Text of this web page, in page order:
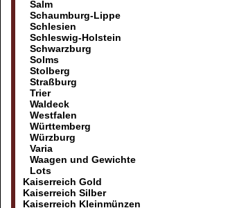
Salm
Schaumburg-Lippe
Schlesien
Schleswig-Holstein
Schwarzburg
Solms
Stolberg
Straßburg
Trier
Waldeck
Westfalen
Württemberg
Würzburg
Varia
Waagen und Gewichte
Lots
Kaiserreich Gold
Kaiserreich Silber
Kaiserreich Kleinmünzen